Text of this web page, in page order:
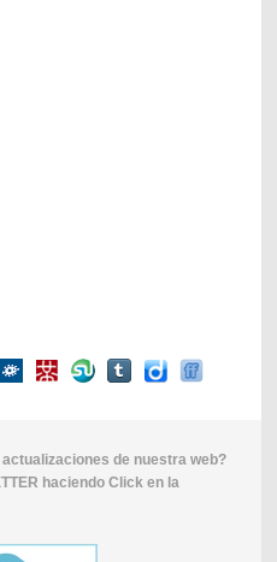
de nuestra web?
haciendo Click en la